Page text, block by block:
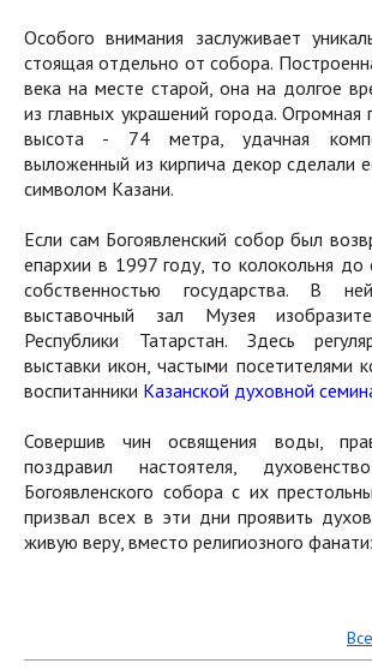
Особого внимания заслуживает
стоящая отдельно от собора.
века на месте старой, она на долгое
из главных украшений города.
высота - 74 метра, удачная
выложенный из кирпича декор сделали
символом Казани.
Если сам Богоявленский собор был
епархии в 1997 году, то колокольня до
собственностью государства. В ней
выставочный зал Музея
Республики Татарстан. Здесь
выставки икон, частыми посетителями
воспитанники Казанской духовной
Совершив чин освящения воды,
поздравил настоятеля,
Богоявленского собора с их
призвал всех в эти дни проявить
живую веру, вместо религиозного